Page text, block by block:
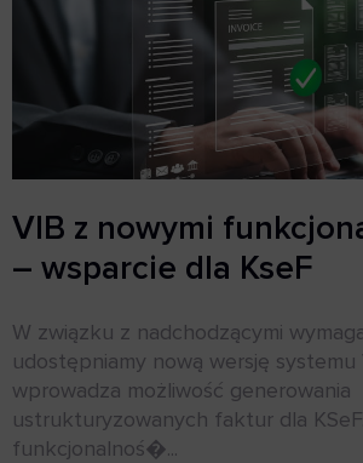
VIB z nowymi
– wsparcie dla KseF
W związku z nadchodzącymi
udostępniamy nową wersję
wprowadza możliwość generowania
ustrukturyzowanych faktur dla
funkcjonalnoś�...